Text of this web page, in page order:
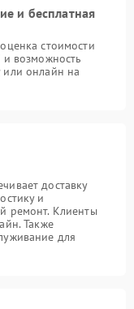
и бесплатная
стоимости
и возможность
или онлайн на
доставку
и
ремонт. Клиенты
Также
для